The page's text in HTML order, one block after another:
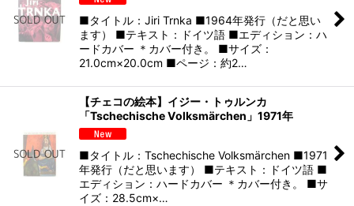
■タイトル：Jiri Trnka ■1964年発行（だと思い
ます） ■テキスト：ドイツ語 ■エディション：ハ
ードカバー ＊カバー付き。 ■サイズ：
21.0cm×20.0cm ■ページ：約2…
【チェコの絵本】イジー・トゥルンカ
「Tschechische Volksmärchen」1971年
■タイトル：Tschechische Volksmärchen ■1971
年発行（だと思います） ■テキスト：ドイツ語 ■
エディション：ハードカバー ＊カバー付き。 ■サ
イズ：28.5cm×…